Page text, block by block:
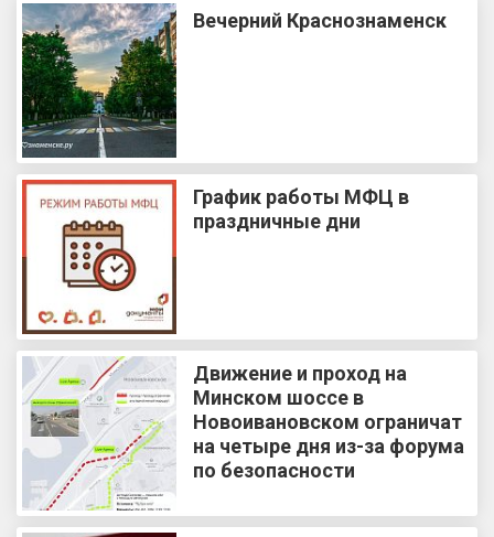
Вечерний Краснознаменск
График работы МФЦ в
праздничные дни
Движение и проход на
Минском шоссе в
Новоивановском ограничат
на четыре дня из-за форума
по безопасности